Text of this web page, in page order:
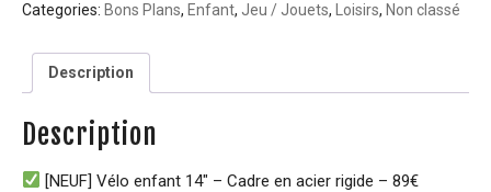
Categories: Bons Plans, Enfant, Jeu / Jouets, Loisirs, Non classé
Description
Description
[NEUF] Vélo enfant 14″ – Cadre en acier rigide – 89€